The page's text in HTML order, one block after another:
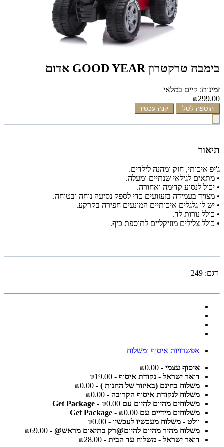
בימבה טרקטרון GOOD YEAR אדום
זמינות: קיים במלאי
₪299.00
הוספה לסל קנה עכשיו
תיאור
ג'יפ איכותי, חזק ומהנה לילדים.
• מתאים לגילאי שנתיים ומעלה.
• יכול לנסוע קדימה ואחורה.
• מצויד בעמידה בזעזועים כדי לספק נסיעה נוחה ובטוחה.
• יש לו גלגלים איכותיים המונעים חפירה בקרקע.
• כולל נורות לד.
• כולל צלילים מוזיקליים לתוספת כיף.
דגם: 249
אפשרויות איסוף ומשלוח
איסוף עצמי - ₪0.00
דואר ישראל - נקודת איסוף - ₪19.00
משלוח בחינם (באיזור של החנות ) - ₪0.00
משלוח לנקודת איסוף הקרובה - ₪0.00
משלוחים מהיום להיום עם Get Package - ₪0.00
משלוחים מידיים עם Get Package - ₪0.00
וולט - משלוח מעכשיו לעכשיו - ₪0.00
משלוח מהיר מהיום להיום@רק בתיאום מראש@ - ₪69.00
דואר ישראל - משלוח עד הבית - ₪28.00